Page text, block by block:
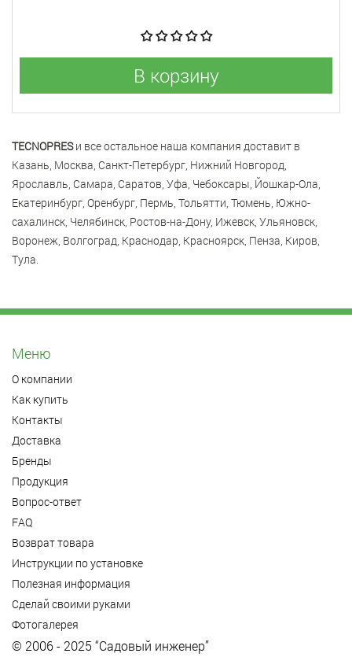
В корзину
TECNOPRESи все остальное наша компания доставит в
Казань, Москва, Санкт-Петербург, Нижний Новгород,
Ярославль, Самара, Саратов, Уфа, Чебоксары, Йошкар-Ола,
Екатеринбург, Оренбург, Пермь, Тольятти, Тюмень, Южно-
сахалинск, Челябинск, Ростов-на-Дону, Ижевск, Ульяновск,
Воронеж, Волгоград, Краснодар, Красноярск, Пенза, Киров,
Тула.
Меню
О компании
Как купить
Контакты
Доставка
Бренды
Продукция
Вопрос-ответ
FAQ
Возврат товара
Инструкции по установке
Полезная информация
Сделай своими руками
Фотогалерея
© 2006 - 2025 “Садовый инженер”